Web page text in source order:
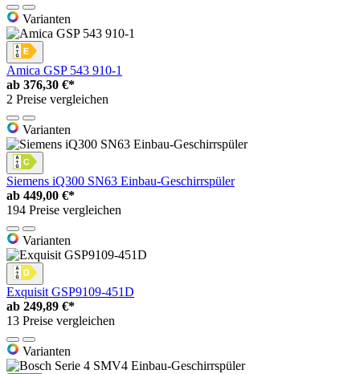
Varianten
Amica GSP 543 910-1
ab 376,30 €*
2 Preise vergleichen
Varianten
Siemens iQ300 SN63 Einbau-Geschirrspüler
ab 449,00 €*
194 Preise vergleichen
Varianten
Exquisit GSP9109-451D
ab 249,89 €*
13 Preise vergleichen
Varianten